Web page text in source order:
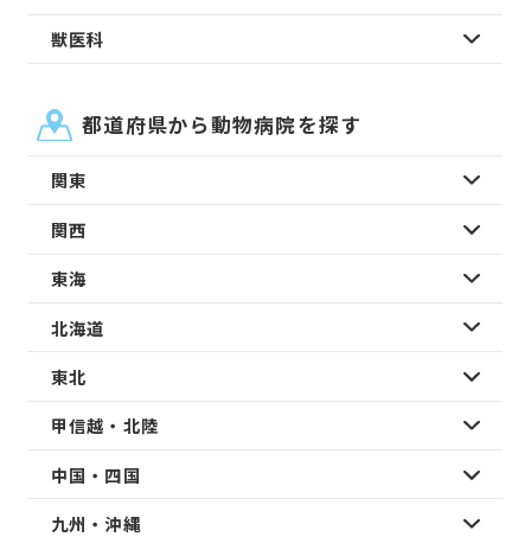
獣医科
都道府県から動物病院を探す
関東
関西
東海
北海道
東北
甲信越・北陸
中国・四国
九州・沖縄